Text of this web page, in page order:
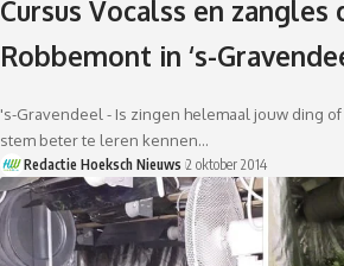
Cursus Vocalss en zangles
Robbemont in ‘s-
's-Gravendeel - Is zingen helemaal jouw ding
stem beter te leren kennen…
Redactie Hoeksch Nieuws 2 oktober 2014